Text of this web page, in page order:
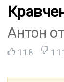
Антон
118